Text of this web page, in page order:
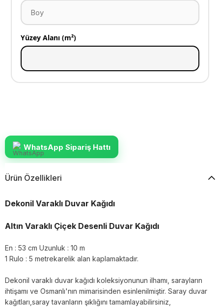
Yüzey Alanı (m²)
WhatsApp Sipariş Hattı
Ürün Özellikleri
Dekonil Varaklı Duvar Kağıdı
Altın Varaklı Çiçek Desenli Duvar Kağıdı
En : 53 cm Uzunluk : 10 m
1 Rulo : 5 metrekarelik alan kaplamaktadır.
Dekonil varaklı duvar kağıdı koleksiyonunun ilhamı, sarayların
ihtişamı ve Osmanlı'nın mimarisinden esinlenilmiştir. Saray duvar
kağıtları,saray tavanların şıklığını tamamlayabilirsiniz,